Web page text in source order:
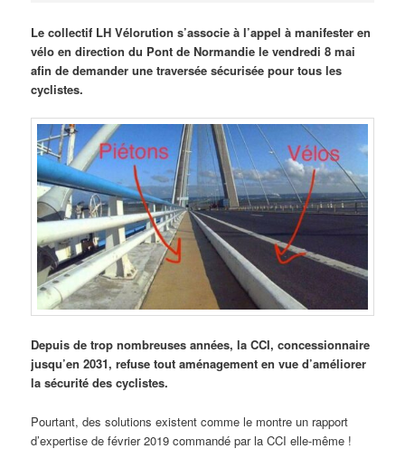
Le collectif LH Vélorution s’associe à l’appel à manifester en
vélo en direction du Pont de Normandie le vendredi 8 mai
afin de demander une traversée sécurisée pour tous les
cyclistes.
Depuis de trop nombreuses années, la CCI, concessionnaire
jusqu’en 2031, refuse tout aménagement en vue d’améliorer
la sécurité des cyclistes.
Pourtant, des solutions existent comme le montre un rapport
d’expertise de février 2019 commandé par la CCI elle-même !